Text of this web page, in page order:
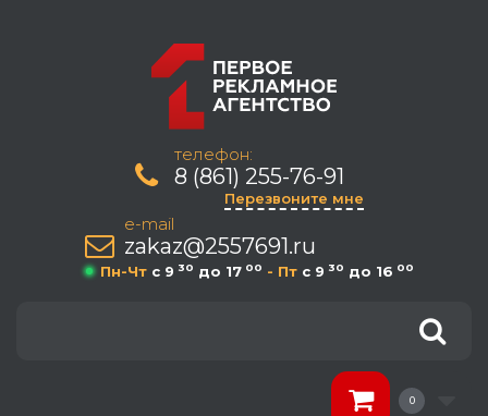
телефон:
8 (861) 255-76-91
Перезвоните мне
e-mail
zakaz@2557691.ru
Пн-Чт c 9 30 до 17 00 - Пт c 9 30 до 16 00
0